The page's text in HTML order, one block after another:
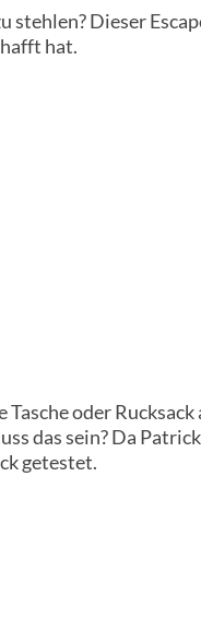
stehlen? Dieser
hat.
oder
das sein? Da
getestet.